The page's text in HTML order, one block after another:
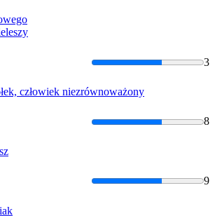
3
człowiek niezrównoważony
8
9